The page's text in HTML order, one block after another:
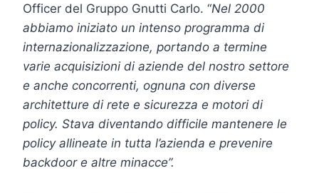
Officer del Gruppo Gnutti Carlo. “Nel 2000
abbiamo iniziato un intenso programma di
internazionalizzazione, portando a termine
varie acquisizioni di aziende del nostro settore
e anche concorrenti, ognuna con diverse
architetture di rete e sicurezza e motori di
policy. Stava diventando difficile mantenere le
policy allineate in tutta l’azienda e prevenire
backdoor e altre minacce”.